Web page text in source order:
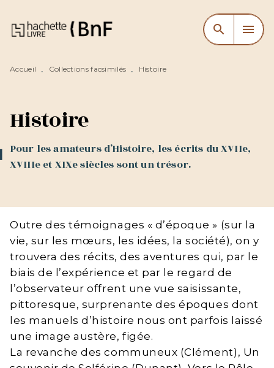
MENU RECHERCHE
CONTENU
search menu
Accueil • Collections facsimilés • Histoire
Histoire
Pour les amateurs d’Histoire, les écrits du XVIIe,
XVIIIe et XIXe siècles sont un trésor.
Outre des témoignages « d’époque » (sur la
vie, sur les mœurs, les idées, la société), on y
trouvera des récits, des aventures qui, par le
biais de l’expérience et par le regard de
l’observateur offrent une vue saisissante,
pittoresque, surprenante des époques dont
les manuels d’histoire nous ont parfois laissé
une image austère, figée.
La revanche des communeux (Clément), Un